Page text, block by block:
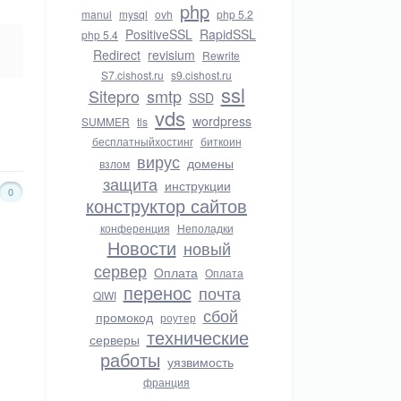
0
manul mysql ovh php php 5.2
php 5.4 PositiveSSL RapidSSL
Redirect revisium Rewrite
S7.cishost.ru s9.cishost.ru
Sitepro smtp SSD ssl
SUMMER tls vds wordpress
бесплатныйхостинг биткоин
взлом вирус домены
защита инструкции
конструктор сайтов
конференция Неполадки
Новости новый
сервер Оплата Оплата
QIWI перенос почта
промокод роутер сбой
серверы технические
работы уязвимость
франция